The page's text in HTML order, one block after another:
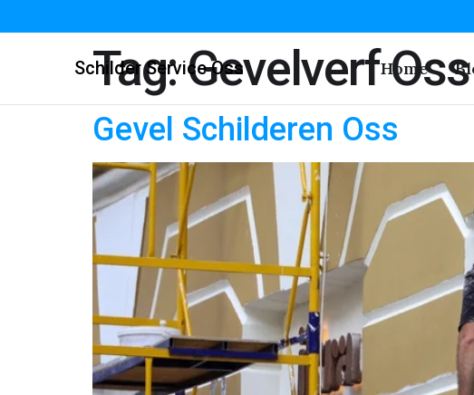
Schilder Service Oss Home
Tag:Gevelverf Oss
Gevel Schilderen Oss